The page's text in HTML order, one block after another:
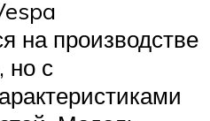
на производстве
но с